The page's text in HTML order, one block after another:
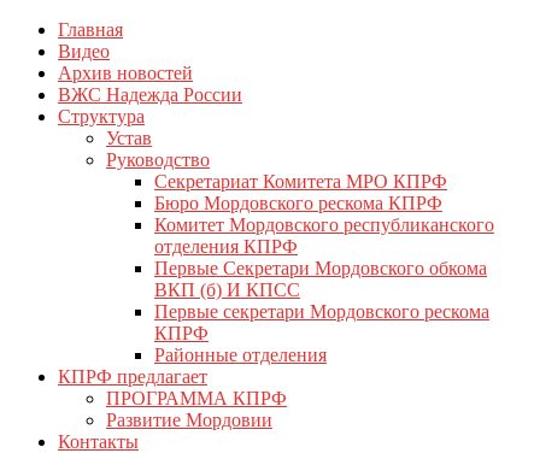
Перейти
содержимому
КПРФ Мордовия
Мордовское Региональное отделение КПРФ
Главная
Видео
Архив новостей
ВЖС Надежда России
Структура
Устав
Руководство
Секретариат Комитета МРО КПРФ
Бюро Мордовского рескома КПРФ
Комитет Мордовского республиканского
отделения КПРФ
Первые Секретари Мордовского обкома
ВКП (б) И КПСС
Первые секретари Мордовского рескома
КПРФ
Районные отделения
КПРФ предлагает
ПРОГРАММА КПРФ
Развитие Мордовии
Контакты